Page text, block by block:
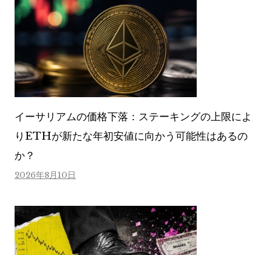
イーサリアムの価格下落：ステーキングの上限によ
りETHが新たな年初安値に向かう可能性はあるの
か？
2026年8月10日